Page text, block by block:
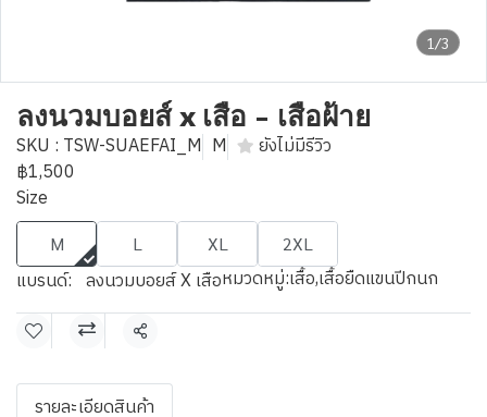
1/3
ลงนวมบอยส์ x เสือ - เสือฝ้าย
SKU : TSW-SUAEFAI_M M
ยังไม่มีรีวิว
฿1,500
Size
M L XL 2XL
แบรนด์: ลงนวมบอยส์ X เสือหมวดหมู่:เสื้อ,เสื้อยืดแขนปีกนก
แชร์
รายละเอียดสินค้า